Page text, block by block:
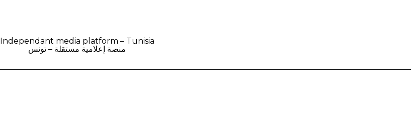
Independant media platform – Tunisia
منصة إعلامية مستقلة – تونس